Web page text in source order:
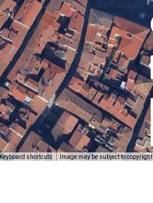
Keyboard shortcuts Image may be subject to copyright